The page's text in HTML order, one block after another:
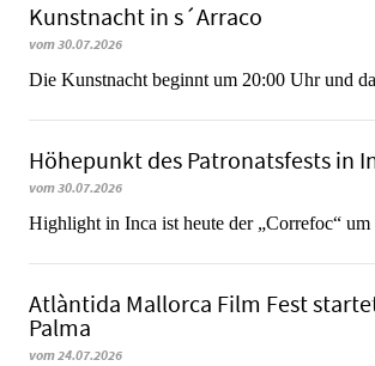
Kunstnacht in s´Arraco
vom 30.07.2026
Die Kunstnacht beginnt um 20:00 Uhr und
Höhepunkt des Patronatsfests in
vom 30.07.2026
Highlight in Inca ist heute der „Correfoc“ um
Atlàntida Mallorca Film Fest
Palma
vom 24.07.2026